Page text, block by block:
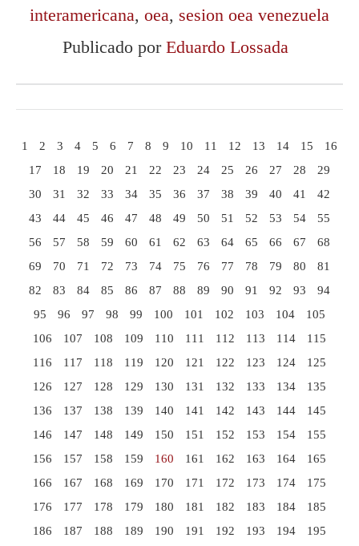
interamericana, oea, sesion oea venezuela
Publicado por Eduardo Lossada
1 2 3 4 5 6 7 8 9 10 11 12 13 14 15
16
17
18 19 20 21 22 23 24 25 26 27 28
29
30
31 32 33 34 35 36 37 38 39 40 41
42
43
44 45 46 47 48 49 50 51 52 53 54
55
56
57 58 59 60 61 62 63 64 65 66 67
68
69
70 71 72 73 74 75 76 77 78 79 80
81
82
83 84 85 86 87 88 89 90 91 92 93
94
95
96 97 98 99 100 101 102 103 104
105
106
107 108 109 110 111 112 113 114
115
116
117 118 119 120 121 122 123 124
125
126
127 128 129 130 131 132 133 134
135
136
137 138 139 140 141 142 143 144
145
146
147 148 149 150 151 152 153 154
155
156
157 158 159 160 161 162 163 164
165
166
167 168 169 170 171 172 173 174
175
176
177 178 179 180 181 182 183 184
185
186
187 188 189 190 191 192 193 194
195